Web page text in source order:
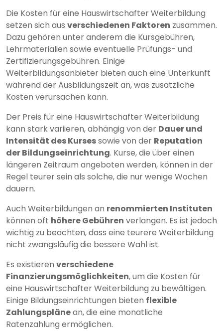
Die Kosten für eine Hauswirtschafter Weiterbildung
setzen sich aus verschiedenen Faktoren zusammen.
Dazu gehören unter anderem die Kursgebühren,
Lehrmaterialien sowie eventuelle Prüfungs- und
Zertifizierungsgebühren. Einige
Weiterbildungsanbieter bieten auch eine Unterkunft
während der Ausbildungszeit an, was zusätzliche
Kosten verursachen kann.
Der Preis für eine Hauswirtschafter Weiterbildung
kann stark variieren, abhängig von der Dauer und
Intensität des Kursessowie von der Reputation
der Bildungseinrichtung. Kurse, die über einen
längeren Zeitraum angeboten werden, können in der
Regel teurer sein als solche, die nur wenige Wochen
dauern.
Auch Weiterbildungen an renommierten Instituten
können oft höhere Gebühren verlangen. Es ist jedoch
wichtig zu beachten, dass eine teurere Weiterbildung
nicht zwangsläufig die bessere Wahl ist.
Es existieren verschiedene
Finanzierungsmöglichkeiten, um die Kosten für
eine Hauswirtschafter Weiterbildung zu bewältigen.
Einige Bildungseinrichtungen bieten flexible
Zahlungsplänean, die eine monatliche
Ratenzahlung ermöglichen.